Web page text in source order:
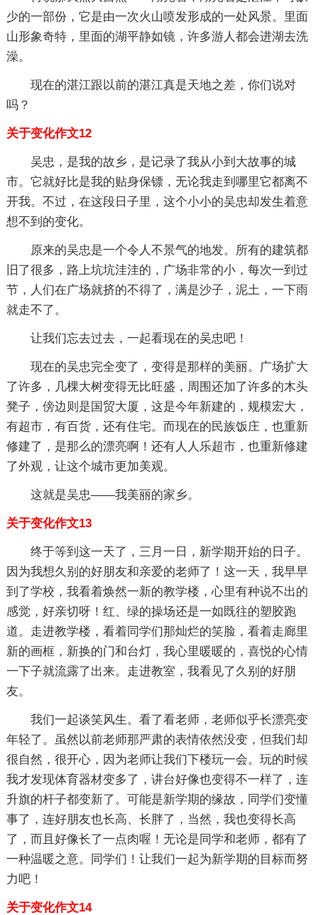
少的一部份，它是由一次火山喷发形成的一处风景。里面
山形象奇特，里面的湖平静如镜，许多游人都会进湖去洗
澡。
现在的湛江跟以前的湛江真是天地之差，你们说对
吗？
关于变化作文12
吴忠，是我的故乡，是记录了我从小到大故事的城
市。它就好比是我的贴身保镖，无论我走到哪里它都离不
开我。不过，在这段日子里，这个小小的吴忠却发生着意
想不到的变化。
原来的吴忠是一个令人不景气的地发。所有的建筑都
旧了很多，路上坑坑洼洼的，广场非常的小，每次一到过
节，人们在广场就挤的不得了，满是沙子，泥土，一下雨
就走不了。
让我们忘去过去，一起看现在的吴忠吧！
现在的吴忠完全变了，变得是那样的美丽。广场扩大
了许多，几棵大树变得无比旺盛，周围还加了许多的木头
凳子，傍边则是国贸大厦，这是今年新建的，规模宏大，
有超市，有百货，还有住宅。而现在的民族饭庄，也重新
修建了，是那么的漂亮啊！还有人人乐超市，也重新修建
了外观，让这个城市更加美观。
这就是吴忠——我美丽的家乡。
关于变化作文13
终于等到这一天了，三月一日，新学期开始的日子。
因为我想久别的好朋友和亲爱的老师了！这一天，我早早
到了学校，我看着焕然一新的教学楼，心里有种说不出的
感觉，好亲切呀！红、绿的操场还是一如既往的塑胶跑
道。走进教学楼，看着同学们那灿烂的笑脸，看着走廊里
新的画框，新换的门和台灯，我心里暖暖的，喜悦的心情
一下子就流露了出来。走进教室，我看见了久别的好朋
友。
我们一起谈笑风生。看了看老师，老师似乎长漂亮变
年轻了。虽然以前老师那严肃的表情依然没变，但我们却
很自然，很开心，因为老师让我们下楼玩一会。玩的时候
我才发现体育器材变多了，讲台好像也变得不一样了，连
升旗的杆子都变新了。可能是新学期的缘故，同学们变懂
事了，连好朋友也长高、长胖了，当然，我也变得长高
了，而且好像长了一点肉喔！无论是同学和老师，都有了
一种温暖之意。同学们！让我们一起为新学期的目标而努
力吧！
关于变化作文14